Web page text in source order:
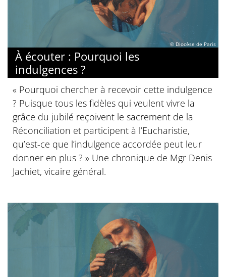
© Diocèse de Paris
À écouter : Pourquoi les
indulgences ?
« Pourquoi chercher à recevoir cette indulgence
? Puisque tous les fidèles qui veulent vivre la
grâce du jubilé reçoivent le sacrement de la
Réconciliation et participent à l’Eucharistie,
qu’est-ce que l’indulgence accordée peut leur
donner en plus ? » Une chronique de Mgr Denis
Jachiet, vicaire général.